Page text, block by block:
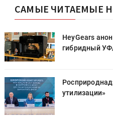
САМЫЕ ЧИТАЕМЫЕ
HeyGears
гибридный
утилизации»